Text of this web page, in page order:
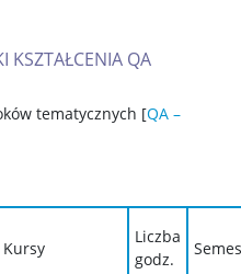
KSZTAŁCENIA QA
tematycznych [QA –
Kursy
Liczba
godz.